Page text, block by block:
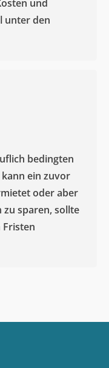
und
unter den
bedingten
ein zuvor
oder aber
sparen, sollte